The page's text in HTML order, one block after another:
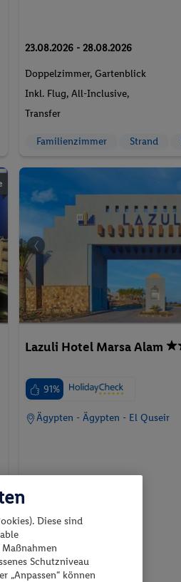
23.08.2026 - 28.08.2026
Doppelzimmer, Gartenblick
Inkl. Flug, All-Inclusive,
Transfer
Familienzimmer Strand
Lazuli Hotel Marsa Alam
91%
Ägypten - Ägypten - El Quseir
Doppelzimmer Standard
Gartenblick
Inkl. Flug,All-Inclusive
Diese sind
Schutzniveau
„Anpassen“ können